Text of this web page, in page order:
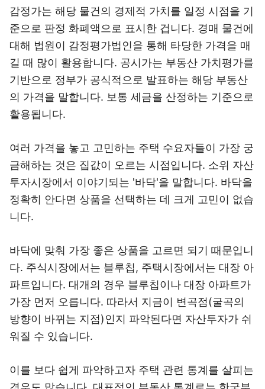
감정가는 해당 물건의 경제적 가치를 일정 시점을 기
준으로 판정 화폐액으로 표시한 겁니다. 경매 물건에
대해 법원이 감정평가법인을 통해 타당한 가격을 매
길 때 많이 활용합니다. 공시가는 부동산 가치평가를
기반으로 정부가 공식적으로 발표하는 해당 부동산
의 가격을 말합니다. 보통 세금을 산정하는 기준으로
활용됩니다.
여러 가격을 놓고 고민하는 주택 수요자들이 가장 궁
금해하는 것은 집값이 오르는 시점입니다. 소위 자산
투자시장에서 이야기되는 '바닥'을 말합니다. 바닥을
정확히 안다면 상품을 선택하는 데 크게 고민이 없습
니다.
바닥에 맞춰 가장 좋은 상품을 고르면 되기 때문입니
다. 주식시장에서는 블루칩, 주택시장에서는 대장 아
파트입니다. 대개의 경우 블루칩이나 대장 아파트가
가장 먼저 오릅니다. 따라서 지금이 변곡점(굴곡의
방향이 바뀌는 지점)인지 파악된다면 자산투자가 쉬
워질 수 있습니다.
이를 보다 쉽게 파악하고자 주택 관련 통계를 살피는